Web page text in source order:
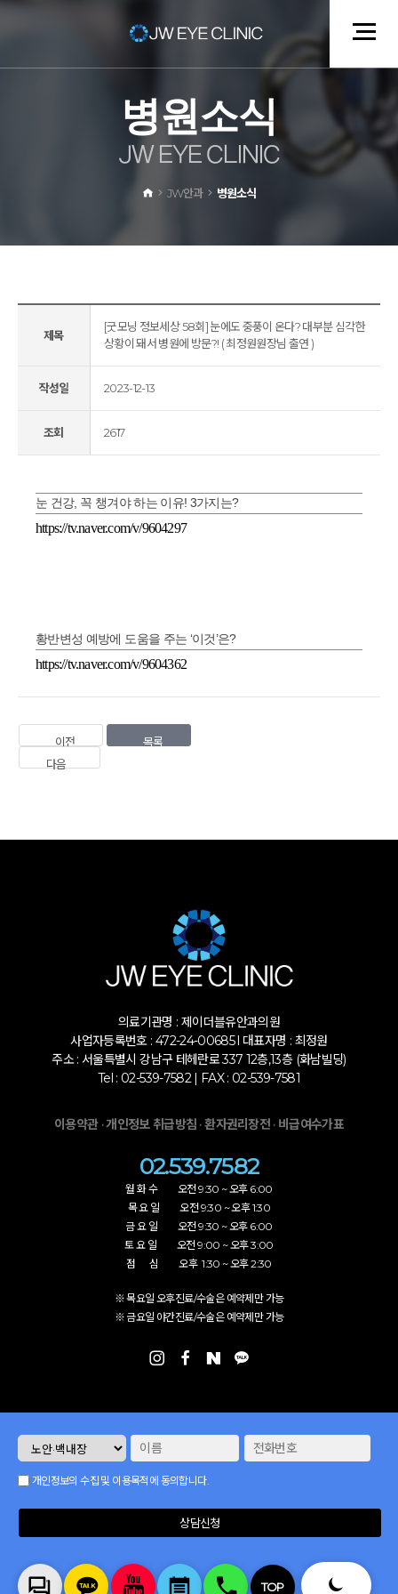
TOP
병원소식
JW EYE CL N C
JW안과 병원소식
제목
[굿모닝 정보세상 58회] 눈에도 중풍이 온다? 대부분 심각한
상황이 돼서 병원에 방문?! ( 최정원원장님 출연 )
작성일 2023-12-13
조회 2617
눈 건강, 꼭 챙겨야 하는 이유! 3가지는?
https://tv.naver.com/v/9604297
황반변성 예방에 도움을 주는 ‘이것’은?
https://tv.naver.com/v/9604362
이전
목록
다음
의료기관명 : 제이더블유안과의원
사업자등록번호 : 472-24-00685 l 대표자명 : 최정원
주소 : 서울특별시 강남구 테헤란로 337 12층,13층 (화남빌딩)
Tel : 02-539-7582 | FAX : 02-539-7581
이용약관·개인정보 취급방침 ·환자권리장전 · 비급여수가표
02.539.7582
월 화 수 오전 9:30 ~ 오후 6:00
목 요 일 오전 9:30 ~ 오후 1:30
금 요 일 오전 9:30 ~ 오후 6:00
토 요 일 오전 9:00 ~ 오후 3:00
점 심 오후 1:30 ~ 오후 2:30
※ 목요일 오후진료/수술은 예약제만 가능
※ 금요일 야간진료/수술은 예약제만 가능
개인정보의 수집 및 이용목적에 동의합니다.
상담신청